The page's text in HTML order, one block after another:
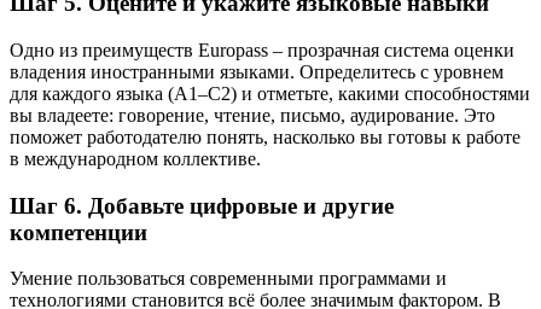
Одно из преимуществ Europass – прозрачная система оценки
владения иностранными языками. Определитесь с уровнем
для каждого языка (А1–С2) и отметьте, какими способностями
вы владеете: говорение, чтение, письмо, аудирование. Это
поможет работодателю понять, насколько вы готовы к работе
в международном коллективе.
Шаг 6. Добавьте цифровые и другие
компетенции
Умение пользоваться современными программами и
технологиями становится всё более значимым фактором. В